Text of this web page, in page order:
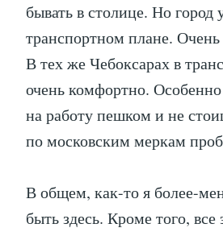
бывать в столице. Но город
транспортном плане. Очень
В тех же Чебоксарах в
очень комфортно.
на работу пешком и не
по московским меркам
В общем, как-то я более-
быть здесь. Кроме того, все